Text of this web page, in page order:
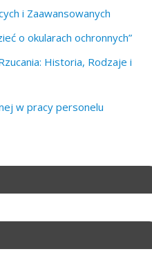
i Zaawansowanych
o okularach ochronnych”
Historia, Rodzaje i
w pracy personelu